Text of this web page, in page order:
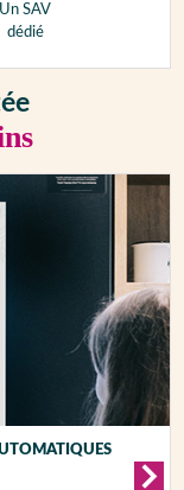
Un SAV
dédié